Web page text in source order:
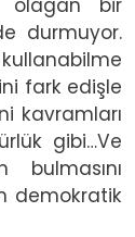
olağan bir
durmuyor.
fark edişle
kavramları
gibi…Ve
demokratik